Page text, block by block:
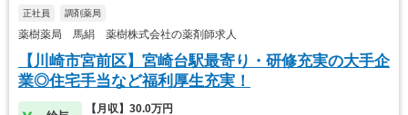
正社員 調剤薬局
薬樹薬局 馬絹 薬樹株式会社の薬剤師求人
【川崎市宮前区】宮崎台駅最寄り・研修充実の大手企
業◎住宅手当など福利厚生充実！
【月収】30.0万円